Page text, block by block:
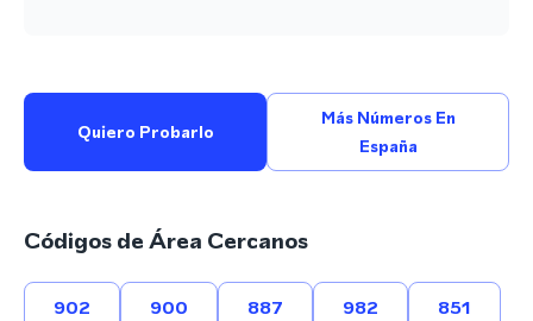
Quiero Probarlo
Más Números En
España
Códigos de Área Cercanos
902 900 887 982 851